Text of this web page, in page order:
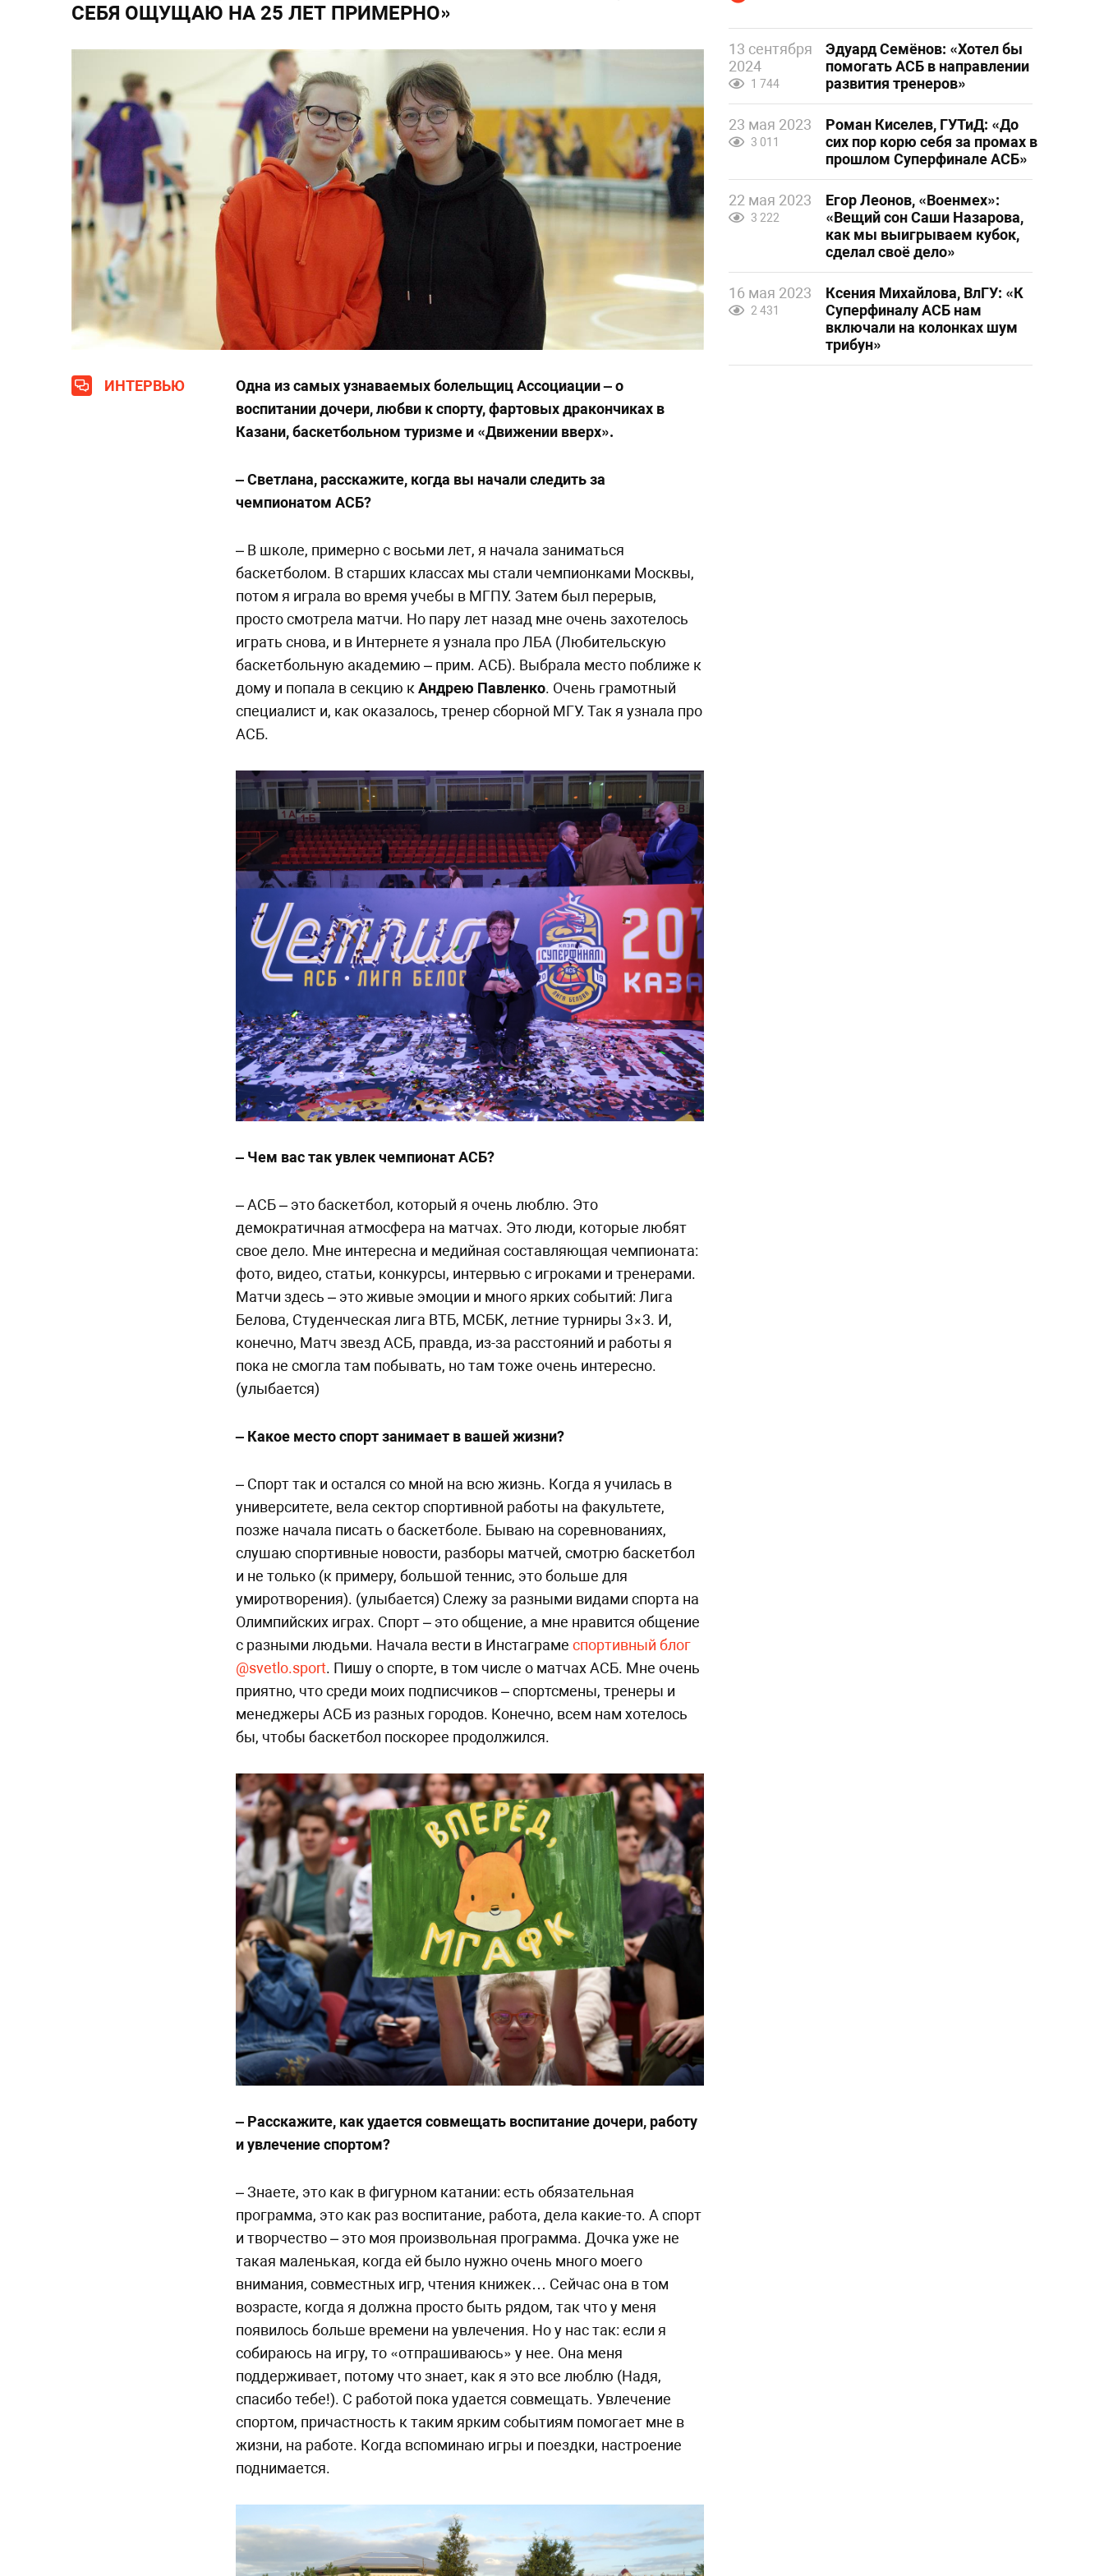
СЕБЯ ОЩУЩАЮ НА 25 ЛЕТ ПРИМЕРНО»
ИНТЕРВЬЮ
Одна из самых узнаваемых болельщиц Ассоциации – о
воспитании дочери, любви к спорту, фартовых дракончиках в
Казани, баскетбольном туризме и «Движении вверх».
– Светлана, расскажите, когда вы начали следить за
чемпионатом АСБ?
– В школе, примерно с восьми лет, я начала заниматься
баскетболом. В старших классах мы стали чемпионками Москвы,
потом я играла во время учебы в МГПУ. Затем был перерыв,
просто смотрела матчи. Но пару лет назад мне очень захотелось
играть снова, и в Интернете я узнала про ЛБА (Любительскую
баскетбольную академию – прим. АСБ). Выбрала место поближе к
дому и попала в секцию к Андрею Павленко. Очень грамотный
специалист и, как оказалось, тренер сборной МГУ. Так я узнала про
АСБ.
– Чем вас так увлек чемпионат АСБ?
– АСБ – это баскетбол, который я очень люблю. Это
демократичная атмосфера на матчах. Это люди, которые любят
свое дело. Мне интересна и медийная составляющая чемпионата:
фото, видео, статьи, конкурсы, интервью с игроками и тренерами.
Матчи здесь – это живые эмоции и много ярких событий: Лига
Белова, Студенческая лига ВТБ, МСБК, летние турниры 3×3. И,
конечно, Матч звезд АСБ, правда, из-за расстояний и работы я
пока не смогла там побывать, но там тоже очень интересно.
(улыбается)
– Какое место спорт занимает в вашей жизни?
– Спорт так и остался со мной на всю жизнь. Когда я училась в
университете, вела сектор спортивной работы на факультете,
позже начала писать о баскетболе. Бываю на соревнованиях,
слушаю спортивные новости, разборы матчей, смотрю баскетбол
и не только (к примеру, большой теннис, это больше для
умиротворения). (улыбается) Слежу за разными видами спорта на
Олимпийских играх. Спорт – это общение, а мне нравится общение
с разными людьми. Начала вести в Инстаграме спортивный блог
@svetlo.sport. Пишу о спорте, в том числе о матчах АСБ. Мне очень
приятно, что среди моих подписчиков – спортсмены, тренеры и
менеджеры АСБ из разных городов. Конечно, всем нам хотелось
бы, чтобы баскетбол поскорее продолжился.
– Расскажите, как удается совмещать воспитание дочери, работу
и увлечение спортом?
– Знаете, это как в фигурном катании: есть обязательная
программа, это как раз воспитание, работа, дела какие-то. А спорт
и творчество – это моя произвольная программа. Дочка уже не
такая маленькая, когда ей было нужно очень много моего
внимания, совместных игр, чтения книжек… Сейчас она в том
возрасте, когда я должна просто быть рядом, так что у меня
появилось больше времени на увлечения. Но у нас так: если я
собираюсь на игру, то «отпрашиваюсь» у нее. Она меня
поддерживает, потому что знает, как я это все люблю (Надя,
спасибо тебе!). С работой пока удается совмещать. Увлечение
спортом, причастность к таким ярким событиям помогает мне в
жизни, на работе. Когда вспоминаю игры и поездки, настроение
поднимается.
13 сентября
2024
1 744
Эдуард Семёнов: «Хотел бы
помогать АСБ в направлении
развития тренеров»
23 мая 2023
3 011
Роман Киселев, ГУТиД: «До
сих пор корю себя за промах в
прошлом Суперфинале АСБ»
22 мая 2023
3 222
Егор Леонов, «Военмех»:
«Вещий сон Саши Назарова,
как мы выигрываем кубок,
сделал своё дело»
16 мая 2023
2 431
Ксения Михайлова, ВлГУ: «К
Суперфиналу АСБ нам
включали на колонках шум
трибун»